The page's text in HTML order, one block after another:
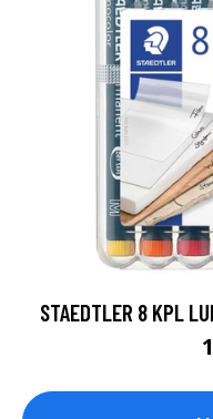
STAEDTLER 8 KPL